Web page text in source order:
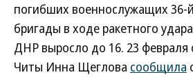
погибших военнослужащих 36-
бригады в ходе ракетного
ДНР выросло до 16. 23
Читы Инна Щеглова сообщила